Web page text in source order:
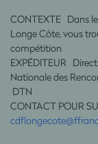
CONTEXTE Dans
Longe Côte, vous
compétition
EXPÉDITEUR
Nationale des
DTN
CONTACT POUR